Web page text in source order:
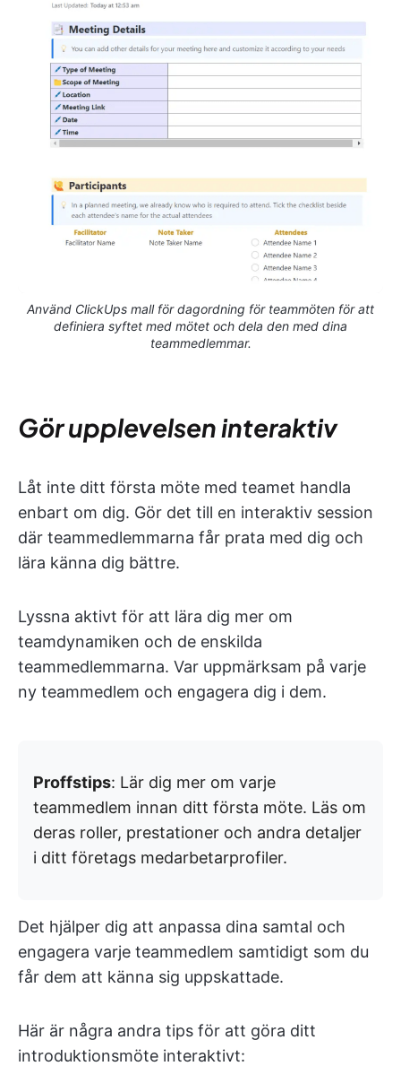
Använd ClickUps mall för dagordning för teammöten för att
definiera syftet med mötet och dela den med dina
teammedlemmar.
Gör upplevelsen interaktiv
Låt inte ditt första möte med teamet handla
enbart om dig. Gör det till en interaktiv session
där teammedlemmarna får prata med dig och
lära känna dig bättre.
Lyssna aktivt för att lära dig mer om
teamdynamiken och de enskilda
teammedlemmarna. Var uppmärksam på varje
ny teammedlem och engagera dig i dem.
Proffstips: Lär dig mer om varje
teammedlem innan ditt första möte. Läs om
deras roller, prestationer och andra detaljer
i ditt företags medarbetarprofiler.
Det hjälper dig att anpassa dina samtal och
engagera varje teammedlem samtidigt som du
får dem att känna sig uppskattade.
Här är några andra tips för att göra ditt
introduktionsmöte interaktivt: